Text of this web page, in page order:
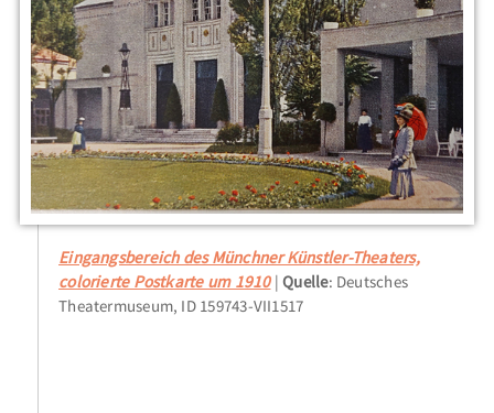
Eingangsbereich des Münchner Künstler-Theaters,
colorierte Postkarte um 1910 Quelle: Deutsches
Theatermuseum, ID 159743-VII1517